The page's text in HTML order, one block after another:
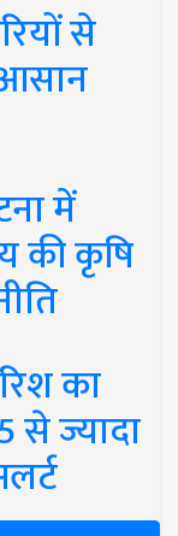
से
में
की कृषि
का
से ज्यादा